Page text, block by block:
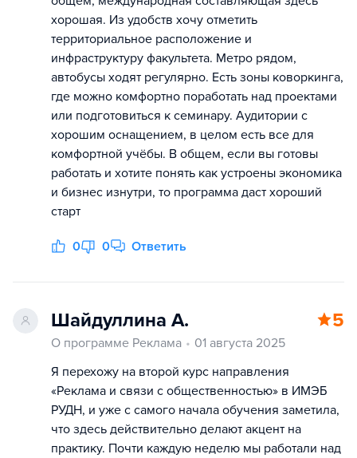
хорошая. Из удобств хочу отметить
территориальное расположение и
инфраструктуру факультета. Метро рядом,
автобусы ходят регулярно. Есть зоны коворкинга,
где можно комфортно поработать над проектами
или подготовиться к семинару. Аудитории с
хорошим оснащением, в целом есть все для
комфортной учёбы. В общем, если вы готовы
работать и хотите понять как устроены экономика
и бизнес изнутри, то программа даст хороший
старт
0 0 Ответить
Шайдуллина А. 5
О программе Реклама
01 августа 2025
Я перехожу на второй курс направления
«Реклама и связи с общественностью» в ИМЭБ
РУДН, и уже с самого начала обучения заметила,
что здесь действительно делают акцент на
практику. Почти каждую неделю мы работали над